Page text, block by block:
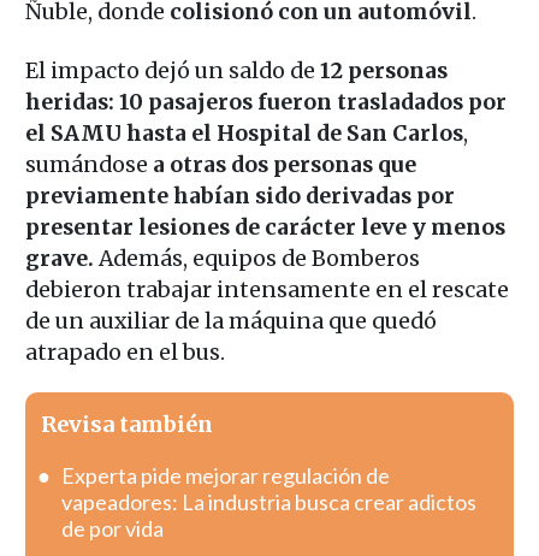
Ñuble, donde colisionó con un automóvil.
El impacto dejó un saldo de 12 personas
heridas: 10 pasajeros fueron trasladados por
el SAMU hasta el Hospital de San Carlos,
sumándose a otras dos personas que
previamente habían sido derivadas por
presentar lesiones de carácter leve y menos
grave.Además, equipos de Bomberos
debieron trabajar intensamente en el rescate
de un auxiliar de la máquina que quedó
atrapado en el bus.
Revisa también
Experta pide mejorar regulación de
vapeadores: La industria busca crear adictos
de por vida